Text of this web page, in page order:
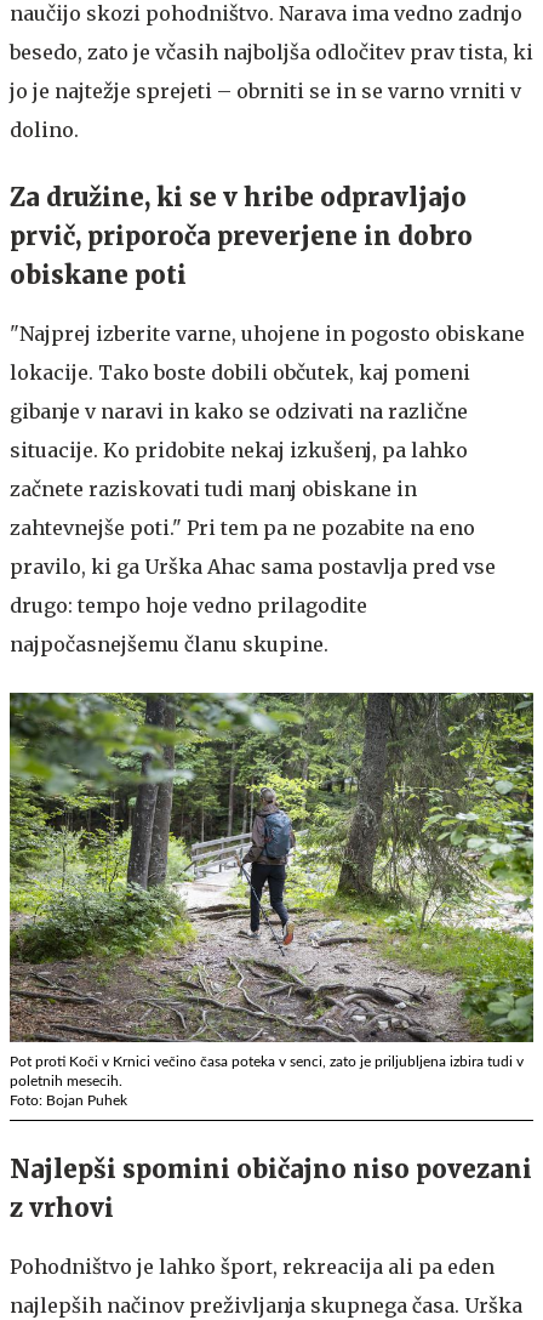
naučijo skozi pohodništvo. Narava ima vedno zadnjo
besedo, zato je včasih najboljša odločitev prav tista, ki
jo je najtežje sprejeti – obrniti se in se varno vrniti v
dolino.
Za družine, ki se v hribe odpravljajo
prvič, priporoča preverjene in dobro
obiskane poti
"Najprej izberite varne, uhojene in pogosto obiskane
lokacije. Tako boste dobili občutek, kaj pomeni
gibanje v naravi in kako se odzivati na različne
situacije. Ko pridobite nekaj izkušenj, pa lahko
začnete raziskovati tudi manj obiskane in
zahtevnejše poti." Pri tem pa ne pozabite na eno
pravilo, ki ga Urška Ahac sama postavlja pred vse
drugo: tempo hoje vedno prilagodite
najpočasnejšemu članu skupine.
Pot proti Koči v Krnici večino časa poteka v senci, zato je priljubljena izbira tudi v
poletnih mesecih.
Foto: Bojan Puhek
Najlepši spomini običajno niso povezani
z vrhovi
Pohodništvo je lahko šport, rekreacija ali pa eden
najlepših načinov preživljanja skupnega časa. Urška